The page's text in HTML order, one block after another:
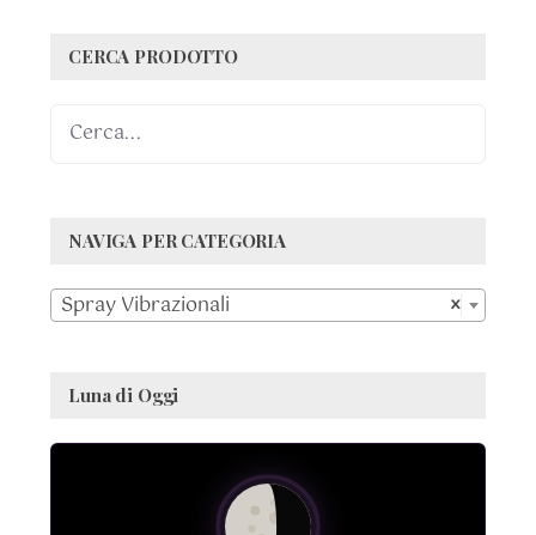
CERCA PRODOTTO
NAVIGA PER CATEGORIA
×
Spray Vibrazionali
Luna di Oggi